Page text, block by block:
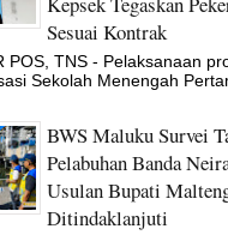
Sesuai Kontrak
POS, TNS - Pelaksanaan
Sekolah Menengah
BWS Maluku Survei
Pelabuhan Banda
Usulan Bupati
Ditindaklanjuti